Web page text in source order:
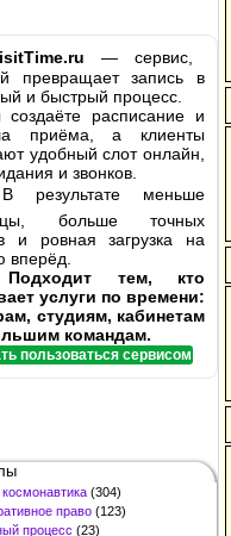
— сервис,
превращает запись в
и быстрый процесс.
расписание и
приёма, а клиенты
удобный слот онлайн,
и звонков.
меньше
больше точных
и ровная загрузка на
вперёд.
Подходит тем, кто
услуги по времени:
студиям, кабинетам
командам.
пользоваться сервисом
(304)
право (123)
процесс (23)